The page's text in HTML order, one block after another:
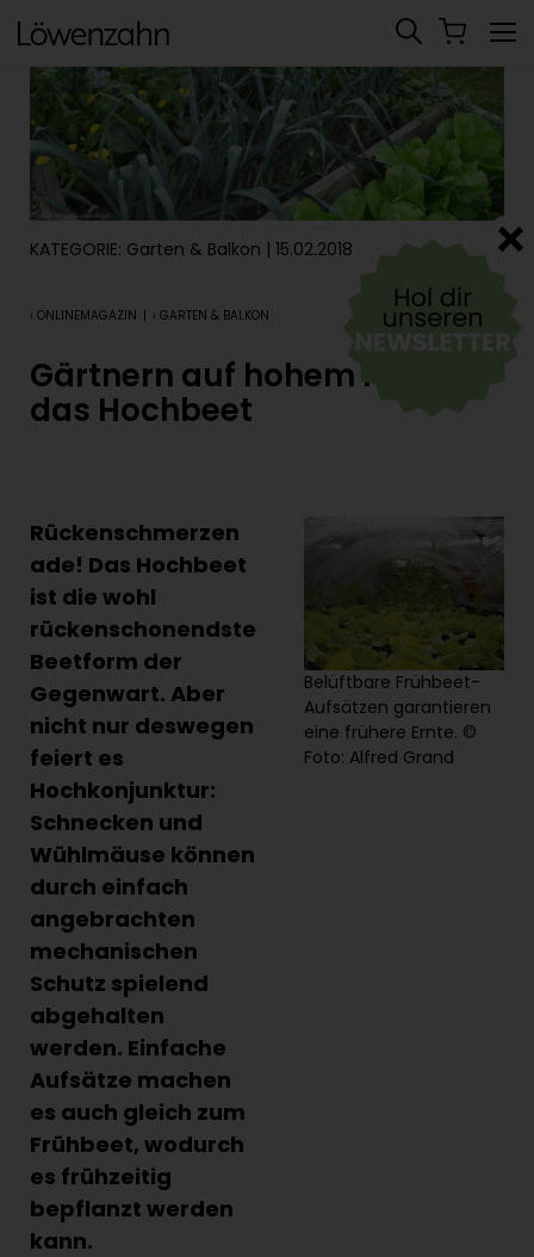
KATEGORIE: Garten & Balkon | 15.02.2018
‹ ONLINEMAGAZIN | ‹ GARTEN & BALKON
Gärtnern auf hohem Niveau –
das Hochbeet
Rückenschmerzen
ade! Das Hochbeet
ist die wohl
rückenschonendste
Beetform der
Gegenwart. Aber
nicht nur deswegen
feiert es
Hochkonjunktur:
Schnecken und
Wühlmäuse können
durch einfach
angebrachten
mechanischen
Schutz spielend
abgehalten
werden. Einfache
Aufsätze machen
es auch gleich zum
Frühbeet, wodurch
es frühzeitig
bepflanzt werden
kann.
Belüftbare Frühbeet-
Aufsätzen garantieren
eine frühere Ernte. ©
Foto: Alfred Grand